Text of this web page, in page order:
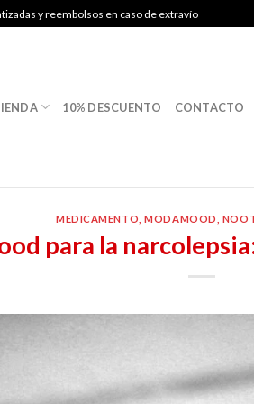
y reembolsos en caso de extravío
10% DESCUENTO CONTACTO
MEDICAMENTO ,MODAMOOD
para la